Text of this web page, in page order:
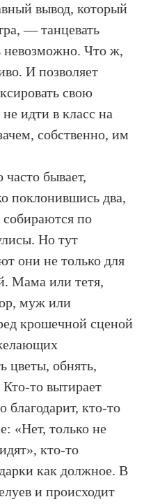
вывод, который
— танцевать
невозможно. Что ж,
И позволяет
свою
идти в класс на
собственно, им
часто бывает,
поклонившись два,
собираются по
Но тут
они не только для
Мама или тетя,
муж или
крошечной сценой
цветы, обнять,
Кто-то вытирает
благодарит, кто-то
«Нет, только не
кто-то
как должное. В
и происходит